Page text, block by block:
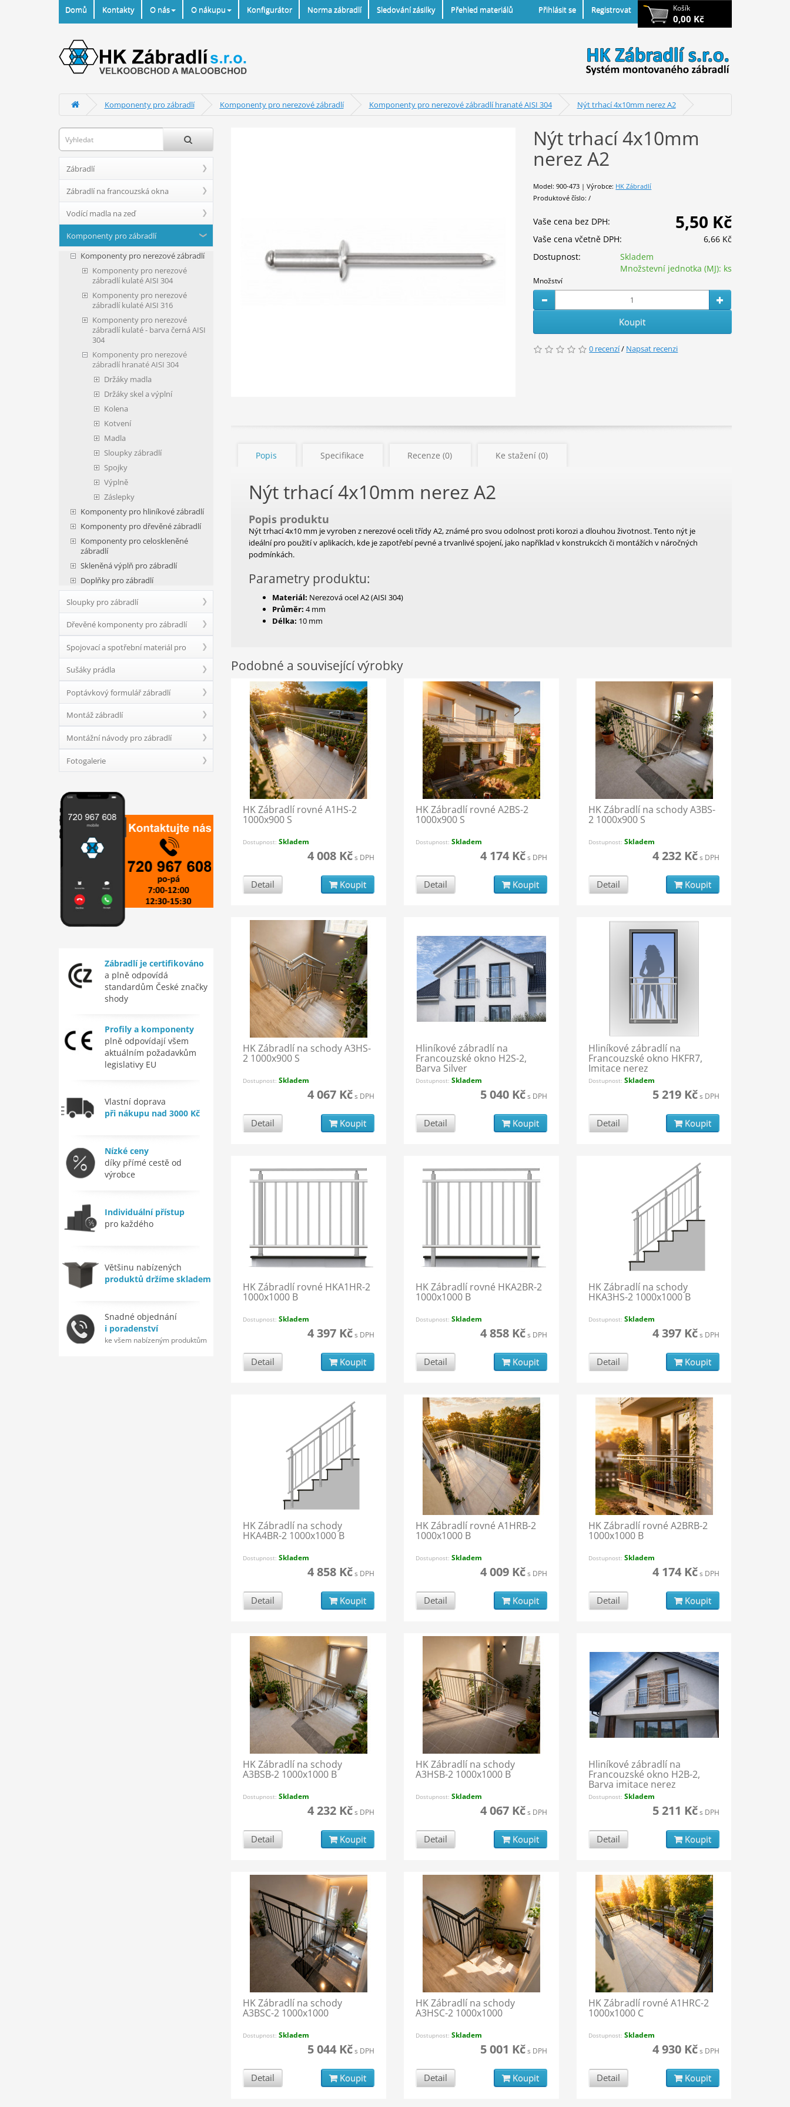
Košík
0,00 Kč
Domů Kontakty O nás O nákupu Konfigurátor Norma zábradlí Sledování zásilky Přehled materiálů Přihlásit se Registrovat
Komponenty pro zábradlí Komponenty pro nerezové zábradlí Komponenty pro nerezové zábradlí hranaté AISI 304 Nýt trhací 4x10mm nerez A2
Zábradlí
Zábradlí na francouzská okna
Vodící madla na zeď
Komponenty pro zábradlí
Komponenty pro nerezové zábradlí
Komponenty pro nerezové
zábradlí kulaté AISI 304
Komponenty pro nerezové
zábradlí kulaté AISI 316
Komponenty pro nerezové
zábradlí kulaté - barva černá AISI
304
Komponenty pro nerezové
zábradlí hranaté AISI 304
Držáky madla
Držáky skel a výplní
Kolena
Kotvení
Madla
Sloupky zábradlí
Spojky
Výplně
Záslepky
Komponenty pro hliníkové zábradlí
Komponenty pro dřevěné zábradlí
Komponenty pro celoskleněné
zábradlí
Skleněná výplň pro zábradlí
Doplňky pro zábradlí
Sloupky pro zábradlí
Dřevěné komponenty pro zábradlí
Spojovací a spotřební materiál pro
zábradlí
Sušáky prádla
Poptávkový formulář zábradlí
Montáž zábradlí
Montážní návody pro zábradlí
Fotogalerie
Zábradlí je certifikováno
a plně odpovídá
standardům České značky
shody
Profily a komponenty
plně odpovídají všem
aktuálním požadavkům
legislativy EU
Vlastní doprava
při nákupu nad 3000 Kč
Nízké ceny
díky přímé cestě od
výrobce
Individuální přístup
pro každého
Většinu nabízených
produktů držíme skladem
Snadné objednání
i poradenství
ke všem nabízeným produktům
Nýt trhací 4x10mm
nerez A2
Model: 900-473 | Výrobce: HK Zábradlí
Produktové číslo: /
Vaše cena bez DPH: 5,50 Kč
Vaše cena včetně DPH:
6,66 Kč
Dostupnost:
Skladem
Množstevní jednotka (MJ): ks
Množství
Koupit
0 recenzí/ Napsat recenzi
Popis Specifikace Recenze (0) Ke stažení (0)
Nýt trhací 4x10mm nerez A2
Popis produktu
Nýt trhací 4x10 mm je vyroben z nerezové oceli třídy A2, známé pro svou odolnost proti korozi a dlouhou životnost. Tento nýt je
ideální pro použití v aplikacích, kde je zapotřebí pevné a trvanlivé spojení, jako například v konstrukcích či montážích v náročných
podmínkách.
Parametry produktu:
Materiál: Nerezová ocel A2 (AISI 304)
Průměr: 4 mm
Délka: 10 mm
Podobné a související výrobky
HK Zábradlí rovné A1HS-2
1000x900 S
Dostupnost:Skladem
4 008 Kčs DPH
Detail Koupit
HK Zábradlí rovné A2BS-2
1000x900 S
Dostupnost: Skladem
4 174 Kčs DPH
Detail Koupit
HK Zábradlí na schody A3BS-
2 1000x900 S
Dostupnost: Skladem
4 232 Kčs DPH
Detail Koupit
HK Zábradlí na schody A3HS-
2 1000x900 S
Dostupnost:Skladem
4 067 Kčs DPH
Detail Koupit
Hliníkové zábradlí na
Francouzské okno H2S-2,
Barva Silver
Dostupnost: Skladem
5 040 Kčs DPH
Detail Koupit
Hliníkové zábradlí na
Francouzské okno HKFR7,
Imitace nerez
Dostupnost: Skladem
5 219 Kčs DPH
Detail Koupit
HK Zábradlí rovné HKA1HR-2
1000x1000 B
Dostupnost:Skladem
4 397 Kčs DPH
Detail Koupit
HK Zábradlí rovné HKA2BR-2
1000x1000 B
Dostupnost: Skladem
4 858 Kčs DPH
Detail Koupit
HK Zábradlí na schody
HKA3HS-2 1000x1000 B
Dostupnost: Skladem
4 397 Kčs DPH
Detail Koupit
HK Zábradlí na schody
HKA4BR-2 1000x1000 B
Dostupnost:Skladem
4 858 Kčs DPH
Detail Koupit
HK Zábradlí rovné A1HRB-2
1000x1000 B
Dostupnost: Skladem
4 009 Kčs DPH
Detail Koupit
HK Zábradlí rovné A2BRB-2
1000x1000 B
Dostupnost: Skladem
4 174 Kčs DPH
Detail Koupit
HK Zábradlí na schody
A3BSB-2 1000x1000 B
Dostupnost:Skladem
4 232 Kčs DPH
Detail Koupit
HK Zábradlí na schody
A3HSB-2 1000x1000 B
Dostupnost: Skladem
4 067 Kčs DPH
Detail Koupit
Hliníkové zábradlí na
Francouzské okno H2B-2,
Barva imitace nerez
Dostupnost: Skladem
5 211 Kčs DPH
Detail Koupit
HK Zábradlí na schody
A3BSC-2 1000x1000
Dostupnost:Skladem
5 044 Kčs DPH
Detail Koupit
HK Zábradlí na schody
A3HSC-2 1000x1000
Dostupnost: Skladem
5 001 Kčs DPH
Detail Koupit
HK Zábradlí rovné A1HRC-2
1000x1000 C
Dostupnost: Skladem
4 930 Kčs DPH
Detail Koupit